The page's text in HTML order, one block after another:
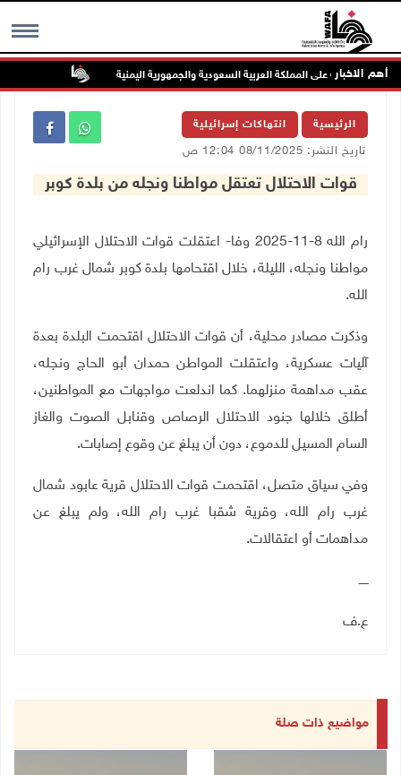
MENU أهم الاخبار
الصاروخية على المملكة العربية السعودية والجمهورية اليمنية
الرئيسية انتهاكات إسرائيلية
تاريخ النشر: 08/11/2025 12:04 ص
قوات الاحتلال تعتقل مواطنا ونجله من بلدة كوبر
رام الله 8-11-2025 وفا- اعتقلت قوات الاحتلال الإسرائيلي
مواطنا ونجله، الليلة، خلال اقتحامها بلدة كوبر شمال غرب رام
الله.
وذكرت مصادر محلية، أن قوات الاحتلال اقتحمت البلدة بعدة
آليات عسكرية، واعتقلت المواطن حمدان أبو الحاج ونجله،
عقب مداهمة منزلهما. كما اندلعت مواجهات مع المواطنين،
أطلق خلالها جنود الاحتلال الرصاص وقنابل الصوت والغاز
السام المسيل للدموع، دون أن يبلغ عن وقوع إصابات.
وفي سياق متصل، اقتحمت قوات الاحتلال قرية عابود شمال
غرب رام الله، وقرية شقبا غرب رام الله، ولم يبلغ عن
مداهمات أو اعتقالات.
ـــــ
ع.ف
مواضيع ذات صلة